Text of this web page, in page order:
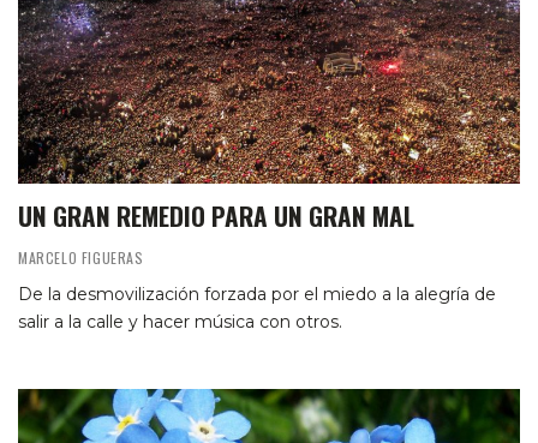
UN GRAN REMEDIO PARA UN GRAN MAL
MARCELO FIGUERAS
De la desmovilización forzada por el miedo a la alegría de
salir a la calle y hacer música con otros.